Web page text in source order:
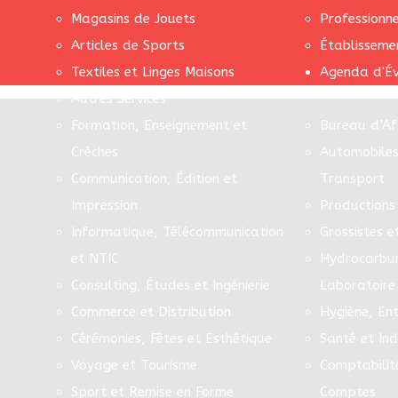
Magasins de Jouets
Articles de Sports
Textiles et Linges Maisons
Autres Services
Formation, Enseignement et
Crèches
Communication, Édition et
Impression
Informatique, Télécommunication
et NTIC
Consulting, Études et Ingénierie
Commerce et Distribution
Cérémonies, Fêtes et Esthétique
Voyage et Tourisme
Sport et Remise en Forme
Bureau
Transport
Grossistes
Laboratoire
Hygiène,
Santé et
Comptes
Agenda